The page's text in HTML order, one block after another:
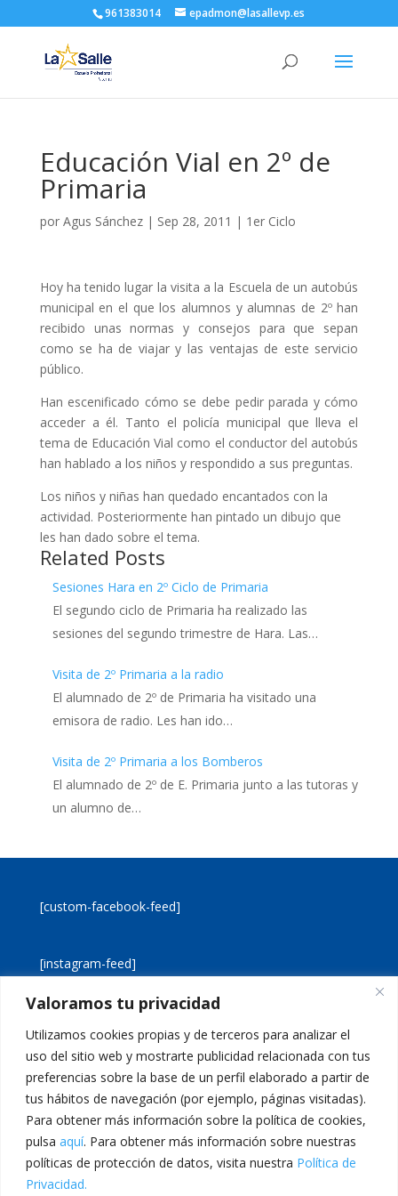
Valoramos tu privacidad
Utilizamos cookies propias y de terceros para analizar el
uso del sitio web y mostrarte publicidad relacionada con tus
preferencias sobre la base de un perfil elaborado a partir de
tus hábitos de navegación (por ejemplo, páginas visitadas).
Para obtener más información sobre la política de cookies,
pulsa aquí. Para obtener más información sobre nuestras
políticas de protección de datos, visita nuestra Política de
Privacidad.
961383014 epadmon@lasallevp.es
Educación Vial en 2º de
Primaria
por Agus Sánchez| Sep 28, 2011 | 1er Ciclo
Hoy ha tenido lugar la visita a la Escuela de un autobús
municipal en el que los alumnos y alumnas de 2º han
recibido unas normas y consejos para que sepan
como se ha de viajar y las ventajas de este servicio
público.
Han escenificado cómo se debe pedir parada y cómo
acceder a él. Tanto el policía municipal que lleva el
tema de Educación Vial como el conductor del autobús
han hablado a los niños y respondido a sus preguntas.
Los niños y niñas han quedado encantados con la
actividad. Posteriormente han pintado un dibujo que
les han dado sobre el tema.
Related Posts
Sesiones Hara en 2º Ciclo de Primaria
El segundo ciclo de Primaria ha realizado las
sesiones del segundo trimestre de Hara. Las…
Visita de 2º Primaria a la radio
El alumnado de 2º de Primaria ha visitado una
emisora de radio. Les han ido…
Visita de 2º Primaria a los Bomberos
El alumnado de 2º de E. Primaria junto a las tutoras y
un alumno de…
[custom-facebook-feed]
[instagram-feed]
Aviso legal
Política de cookies